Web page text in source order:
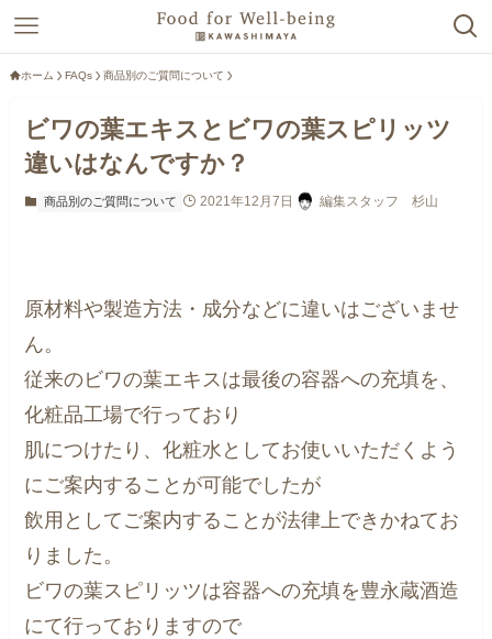
ホーム FAQs 商品別のご質問について
ビワの葉エキスとビワの葉スピリッツ
違いはなんですか？
商品別のご質問について 2021年12月7日 編集スタッフ 杉山
原材料や製造方法・成分などに違いはございませ
ん。
従来のビワの葉エキスは最後の容器への充填を、
化粧品工場で行っており
肌につけたり、化粧水としてお使いいただくよう
にご案内することが可能でしたが
飲用としてご案内することが法律上できかねてお
りました。
ビワの葉スピリッツは容器への充填を豊永蔵酒造
にて行っておりますので